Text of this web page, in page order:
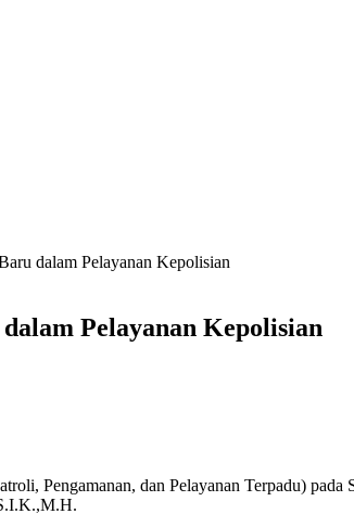
dalam Pelayanan Kepolisian
Pelayanan Kepolisian
Pengamanan, dan Pelayanan Terpadu)